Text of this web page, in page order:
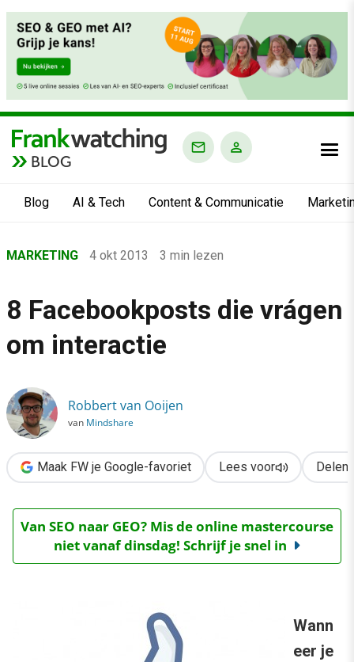
BLOG
Blog AI & Tech Content & Communicatie
›
›
Marketing
8 Facebookposts die vrágen om interactie
MARKETING 4 okt 2013 3 min lezen
8 Facebookposts die vrágen
om interactie
Robbert van Ooijen
van Mindshare
Maak FW je Google-favoriet Lees voor Delen
Van SEO naar GEO? Mis de online mastercourse
niet vanaf dinsdag! Schrijf je snel in
Wann
eer je